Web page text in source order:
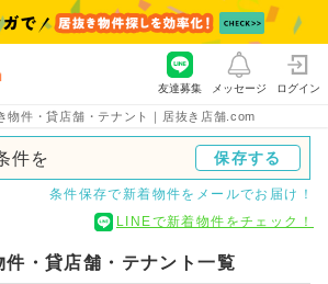
物件・貸店舗・テナント｜居抜き店舗.com
友達募集 メッセージ ログイン
件を 保存する
条件保存で新着物件をメールでお届け！
LINEで新着物件をチェック！
件・貸店舗・テナント一覧